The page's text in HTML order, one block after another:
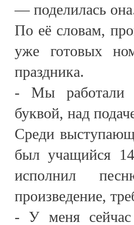
— поделилась
По её словам,
уже готовых
праздника.
- Мы работали
буквой, над
Среди
был учащийся
исполнил
произведение,
- У меня